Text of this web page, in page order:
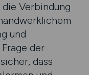
Verbindung
und
der
dass